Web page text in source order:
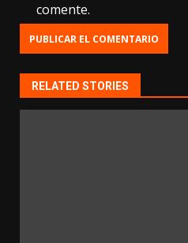
comente.
RELATED STORIES